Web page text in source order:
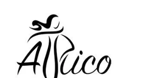
Перейти
навигации
Перейти
содержимому